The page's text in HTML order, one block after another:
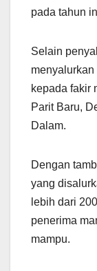
pada tahun
Selain
kepada fakir
Parit Baru,
Dalam.
Dengan
yang
lebih dari
penerima
mampu.